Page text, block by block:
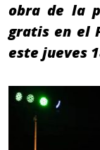
obra de la
gratis en el
este jueves